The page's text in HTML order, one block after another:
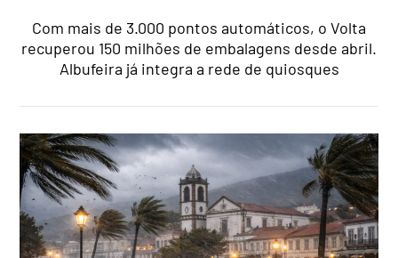
Com mais de 3.000 pontos automáticos, o Volta
recuperou 150 milhões de embalagens desde abril.
Albufeira já integra a rede de quiosques